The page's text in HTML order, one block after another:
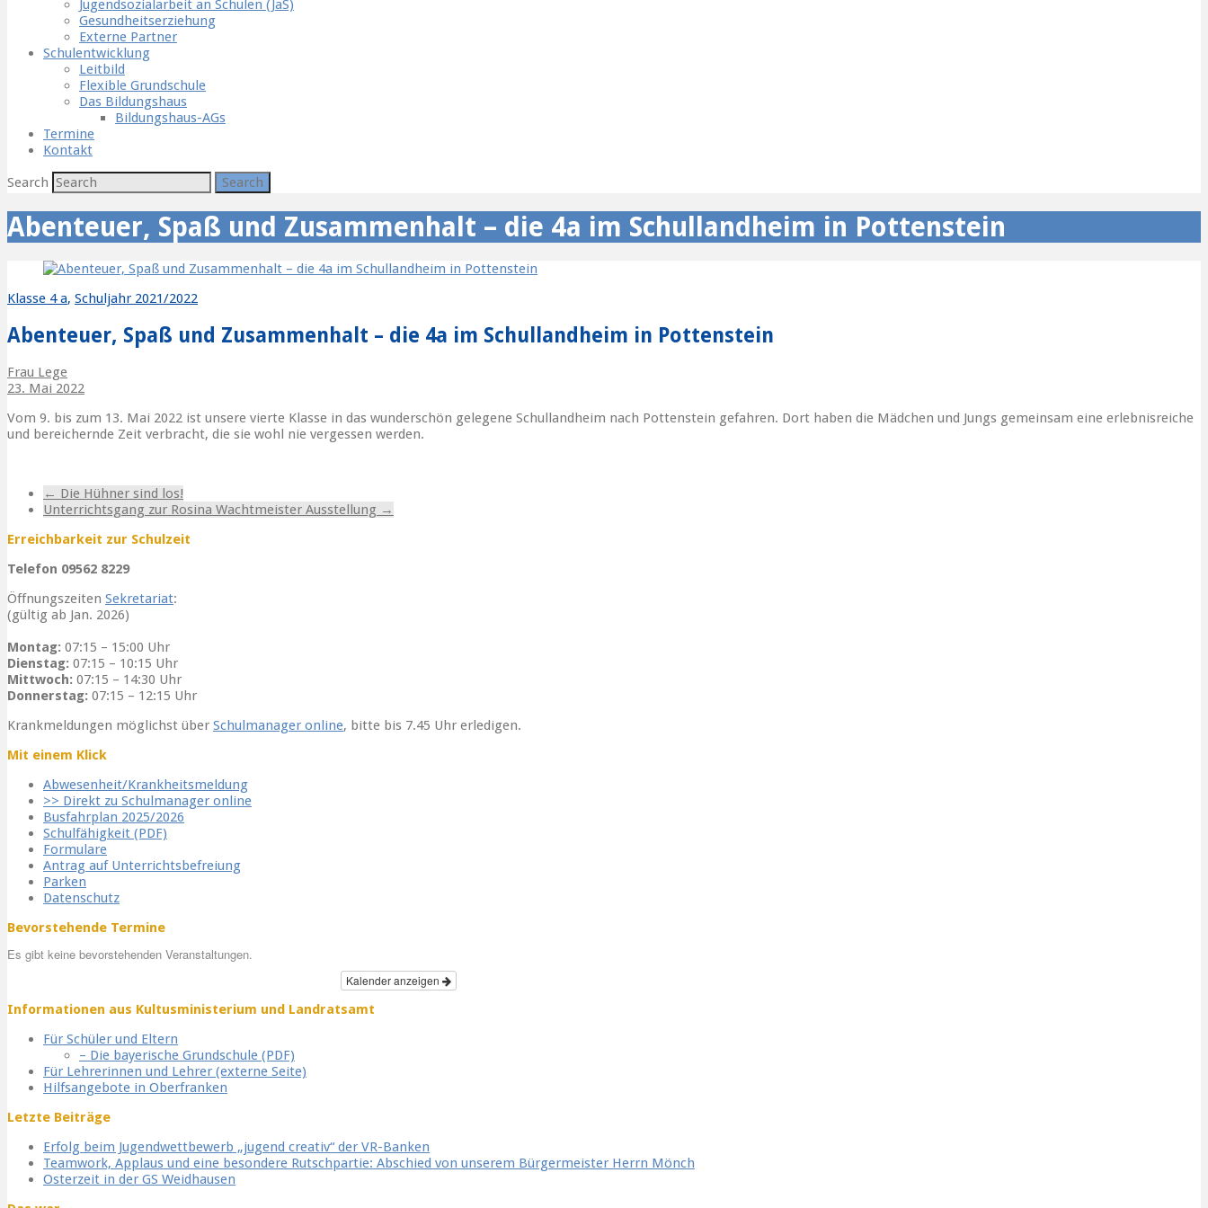
Jugendsozialarbeit an Schulen (JaS)
Gesundheitserziehung
Externe Partner
Schulentwicklung
Leitbild
Flexible Grundschule
Das Bildungshaus
Bildungshaus-AGs
Termine
Kontakt
Search
Abenteuer, Spaß und Zusammenhalt – die 4a im Schullandheim in Pottenstein
Klasse 4 a, Schuljahr 2021/2022
Abenteuer, Spaß und Zusammenhalt – die 4a im Schullandheim in Pottenstein
Frau Lege
23. Mai 2022
Vom 9. bis zum 13. Mai 2022 ist unsere vierte Klasse in das wunderschön gelegene Schullandheim nach Pottenstein gefahren. Dort haben die Mädchen und Jungs gemeinsam eine erlebnisreiche
und bereichernde Zeit verbracht, die sie wohl nie vergessen werden.
← Die Hühner sind los!
Unterrichtsgang zur Rosina Wachtmeister Ausstellung →
Erreichbarkeit zur Schulzeit
Telefon 09562 8229
Öffnungszeiten Sekretariat:
(gültig ab Jan. 2026)
Montag: 07:15 – 15:00 Uhr
Dienstag: 07:15 – 10:15 Uhr
Mittwoch: 07:15 – 14:30 Uhr
Donnerstag: 07:15 – 12:15 Uhr
Krankmeldungen möglichst über Schulmanager online, bitte bis 7.45 Uhr erledigen.
Mit einem Klick
Abwesenheit/Krankheitsmeldung
>> Direkt zu Schulmanager online
Busfahrplan 2025/2026
Schulfähigkeit (PDF)
Formulare
Antrag auf Unterrichtsbefreiung
Parken
Datenschutz
Bevorstehende Termine
Es gibt keine bevorstehenden Veranstaltungen.
Kalender anzeigen
Informationen aus Kultusministerium und Landratsamt
Für Schüler und Eltern
– Die bayerische Grundschule (PDF)
Für Lehrerinnen und Lehrer (externe Seite)
Hilfsangebote in Oberfranken
Letzte Beiträge
Erfolg beim Jugendwettbewerb „jugend creativ“ der VR-Banken
Teamwork, Applaus und eine besondere Rutschpartie: Abschied von unserem Bürgermeister Herrn Mönch
Osterzeit in der GS Weidhausen